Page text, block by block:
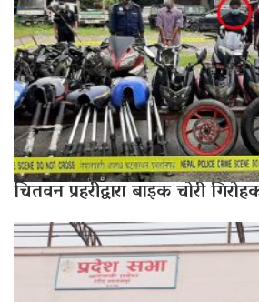
चितवन प्रहरीद्वारा बाइक चोरी